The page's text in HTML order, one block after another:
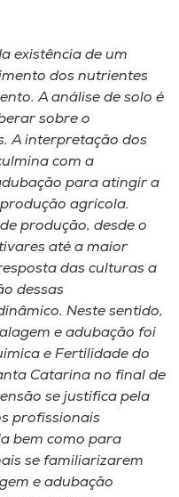
existência de um
dos nutrientes
A análise de solo é
sobre o
A interpretação dos
com a
para atingir a
agrícola.
produção, desde o
até a maior
das culturas a
dessas
Neste sentido,
e adubação foi
e Fertilidade do
Catarina no final de
se justifica pela
profissionais
bem como para
se familiarizarem
e adubação